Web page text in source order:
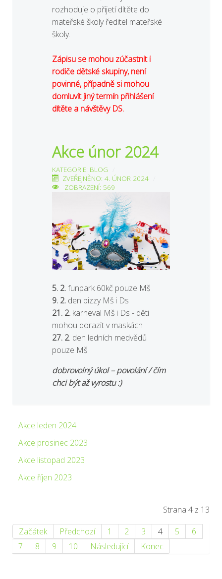
rozhoduje o přijetí dítěte do
mateřské školy ředitel mateřské
školy.
Zápisu se mohou zúčastnit i
rodiče dětské skupiny, není
povinné, případně si mohou
domluvit jiný termín přihlášení
dítěte a návštěvy DS.
Akce únor 2024
KATEGORIE: BLOG
ZVEŘEJNĚNO: 4. ÚNOR 2024
ZOBRAZENÍ: 569
5. 2.funpark 60kč pouze Mš
9. 2. den pizzy Mš i Ds
21. 2. karneval Mš i Ds - děti
mohou dorazit v maskách
27. 2. den ledních medvědů
pouze Mš
dobrovolný úkol – povolání / čím
chci být až vyrostu :)
Akce leden 2024
Akce prosinec 2023
Akce listopad 2023
Akce říjen 2023
Strana 4 z 13
Začátek
Předchozí 1 2 3 4 5
6
7
8 9 10 Následující Konec